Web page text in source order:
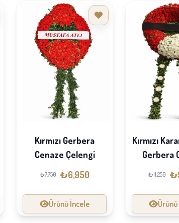
Kırmızı Gerbera
Cenaze Çelengi
₺7,750 ₺6,950
Ürünü İncele
Kırmızı
Gerbera
₺11,250